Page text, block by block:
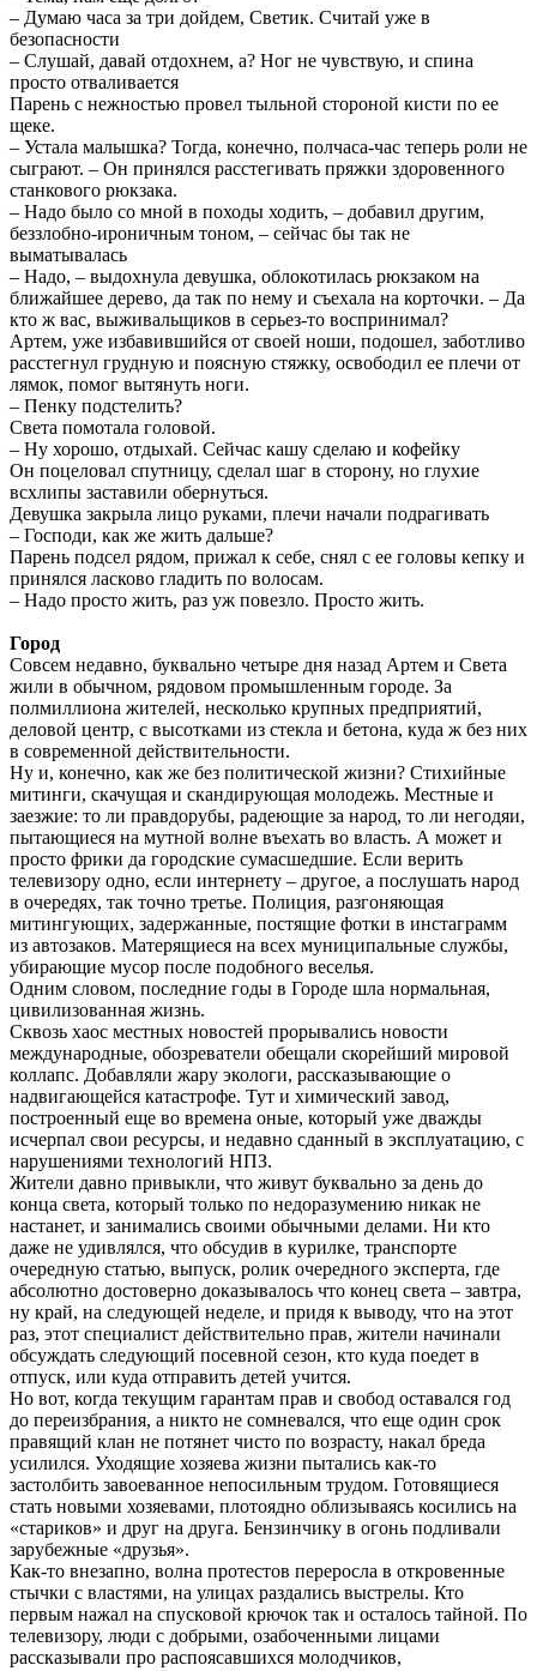
– Думаю часа за три дойдем, Светик. Считай уже в
безопасности
– Слушай, давай отдохнем, а? Ног не чувствую, и спина
просто отваливается
Парень с нежностью провел тыльной стороной кисти по ее
щеке.
– Устала малышка? Тогда, конечно, полчаса-час теперь роли не
сыграют. – Он принялся расстегивать пряжки здоровенного
станкового рюкзака.
– Надо было со мной в походы ходить, – добавил другим,
беззлобно-ироничным тоном, – сейчас бы так не
выматывалась
– Надо, – выдохнула девушка, облокотилась рюкзаком на
ближайшее дерево, да так по нему и съехала на корточки. – Да
кто ж вас, выживальщиков в серьез-то воспринимал?
Артем, уже избавившийся от своей ноши, подошел, заботливо
расстегнул грудную и поясную стяжку, освободил ее плечи от
лямок, помог вытянуть ноги.
– Пенку подстелить?
Света помотала головой.
– Ну хорошо, отдыхай. Сейчас кашу сделаю и кофейку
Он поцеловал спутницу, сделал шаг в сторону, но глухие
всхлипы заставили обернуться.
Девушка закрыла лицо руками, плечи начали подрагивать
– Господи, как же жить дальше?
Парень подсел рядом, прижал к себе, снял с ее головы кепку и
принялся ласково гладить по волосам.
– Надо просто жить, раз уж повезло. Просто жить.
Город
Совсем недавно, буквально четыре дня назад Артем и Света
жили в обычном, рядовом промышленным городе. За
полмиллиона жителей, несколько крупных предприятий,
деловой центр, с высотками из стекла и бетона, куда ж без них
в современной действительности.
Ну и, конечно, как же без политической жизни? Стихийные
митинги, скачущая и скандирующая молодежь. Местные и
заезжие: то ли правдорубы, радеющие за народ, то ли негодяи,
пытающиеся на мутной волне въехать во власть. А может и
просто фрики да городские сумасшедшие. Если верить
телевизору одно, если интернету – другое, а послушать народ
в очередях, так точно третье. Полиция, разгоняющая
митингующих, задержанные, постящие фотки в инстаграмм
из автозаков. Матерящиеся на всех муниципальные службы,
убирающие мусор после подобного веселья.
Одним словом, последние годы в Городе шла нормальная,
цивилизованная жизнь.
Сквозь хаос местных новостей прорывались новости
международные, обозреватели обещали скорейший мировой
коллапс. Добавляли жару экологи, рассказывающие о
надвигающейся катастрофе. Тут и химический завод,
построенный еще во времена оные, который уже дважды
исчерпал свои ресурсы, и недавно сданный в эксплуатацию, с
нарушениями технологий НПЗ.
Жители давно привыкли, что живут буквально за день до
конца света, который только по недоразумению никак не
настанет, и занимались своими обычными делами. Ни кто
даже не удивлялся, что обсудив в курилке, транспорте
очередную статью, выпуск, ролик очередного эксперта, где
абсолютно достоверно доказывалось что конец света – завтра,
ну край, на следующей неделе, и придя к выводу, что на этот
раз, этот специалист действительно прав, жители начинали
обсуждать следующий посевной сезон, кто куда поедет в
отпуск, или куда отправить детей учится.
Но вот, когда текущим гарантам прав и свобод оставался год
до переизбрания, а никто не сомневался, что еще один срок
правящий клан не потянет чисто по возрасту, накал бреда
усилился. Уходящие хозяева жизни пытались как-то
застолбить завоеванное непосильным трудом. Готовящиеся
стать новыми хозяевами, плотоядно облизываясь косились на
«стариков» и друг на друга. Бензинчику в огонь подливали
зарубежные «друзья».
Как-то внезапно, волна протестов переросла в откровенные
стычки с властями, на улицах раздались выстрелы. Кто
первым нажал на спусковой крючок так и осталось тайной. По
телевизору, люди с добрыми, озабоченными лицами
рассказывали про распоясавшихся молодчиков,